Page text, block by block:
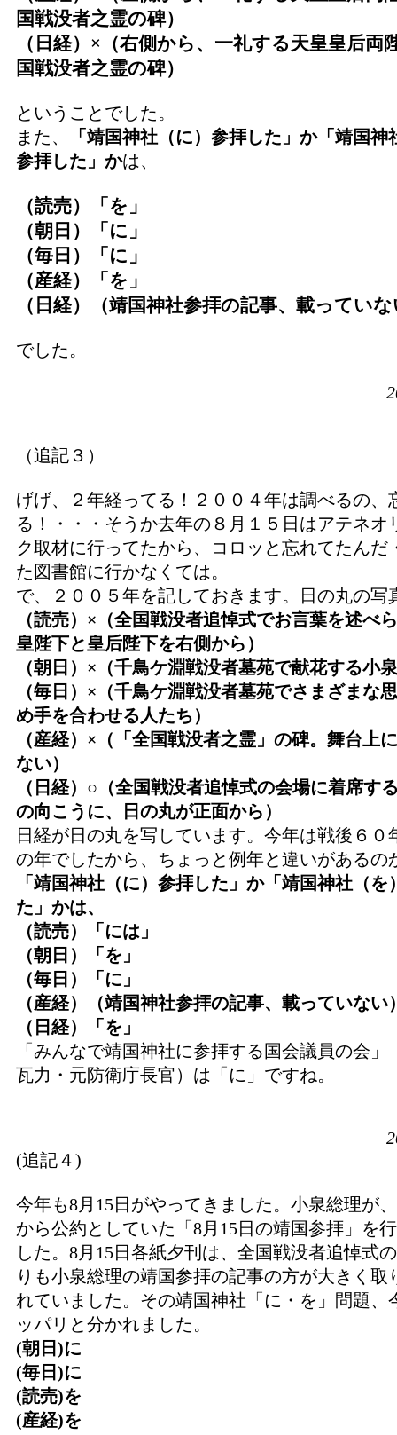
国戦没者之霊の碑）
（日経）×（右側から、一礼する天皇皇后両
国戦没者之霊の碑）
ということでした。
また、
「靖国神社（に）参拝した」か「靖国神
参拝した」かは、
（読売）「を」
（朝日）「に」
（毎日）「に」
（産経）「を」
（日経）（靖国神社参拝の記事、載ってい
でした。
（追記３）
げげ、２年経ってる！２００４年は調べるの、
る！・・・そうか去年の８月１５日はアテネオ
ク取材に行ってたから、コロッと忘れてたんだ
た図書館に行かなくては。
で、２００５年を記しておきます。日の丸の写
（読売）×（全国戦没者追悼式でお言葉を述べ
皇陛下と皇后陛下を右側から）
（朝日）×（千鳥ケ淵戦没者墓苑で献花する小
（毎日）×（千鳥ケ淵戦没者墓苑でさまざまな
め手を合わせる人たち）
（産経）×（「全国戦没者之霊」の碑。舞台上
ない）
（日経）○（全国戦没者追悼式の会場に着席す
の向こうに、日の丸が正面から）
日経が日の丸を写しています。今年は戦後６０
の年でしたから、ちょっと例年と違いがあるの
「靖国神社（に）参拝した」か「靖国神社（を
た」かは、
（読売）「には」
（朝日）「を」
（毎日）「に」
（産経）（靖国神社参拝の記事、載っていない
（日経）「を」
「みんなで靖国神社に参拝する国会議員の会」
瓦力・元防衛庁長官）は「に」ですね。
(追記４)
今年も8月15日がやってきました。小泉総理が
から公約としていた「8月15日の靖国参拝」を
した。8月15日各紙夕刊は、全国戦没者追悼式
りも小泉総理の靖国参拝の記事の方が大きく取
れていました。その靖国神社「に・を」問題、
ッパリと分かれました。
(朝日)に
(毎日)に
(読売)を
(産経)を